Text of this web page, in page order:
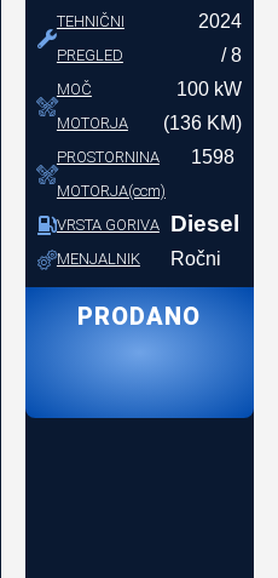
TEHNIČNI
PREGLED
2024
/ 8
MOČ
MOTORJA
100 kW
(136 KM)
PROSTORNINA
MOTORJA(ccm)
1598
VRSTA GORIVA Diesel
MENJALNIK Ročni
PRODANO